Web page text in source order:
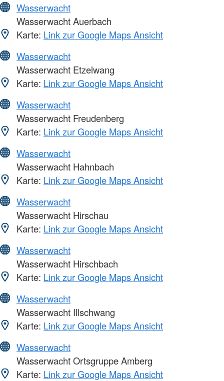
Wasserwacht
Wasserwacht Auerbach
Karte: Link zur Google Maps Ansicht
Wasserwacht
Wasserwacht Etzelwang
Karte: Link zur Google Maps Ansicht
Wasserwacht
Wasserwacht Freudenberg
Karte: Link zur Google Maps Ansicht
Wasserwacht
Wasserwacht Hahnbach
Karte: Link zur Google Maps Ansicht
Wasserwacht
Wasserwacht Hirschau
Karte: Link zur Google Maps Ansicht
Wasserwacht
Wasserwacht Hirschbach
Karte: Link zur Google Maps Ansicht
Wasserwacht
Wasserwacht Illschwang
Karte: Link zur Google Maps Ansicht
Wasserwacht
Wasserwacht Ortsgruppe Amberg
Karte: Link zur Google Maps Ansicht